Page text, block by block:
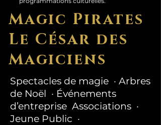
Magic Pirates
Le César des
Magiciens
Spectacles de magie · Arbres
de Noël · Événements
d’entreprise Associations ·
Jeune Public ·